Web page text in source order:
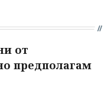
от
предполагам